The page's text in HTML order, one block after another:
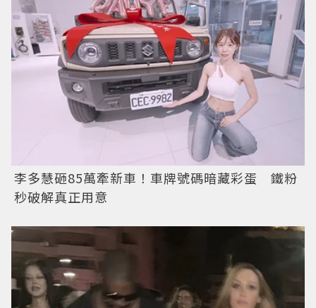
李多慧砸85萬牽新車！車牌號碼暗藏彩蛋 鐵粉
秒破解真正用意